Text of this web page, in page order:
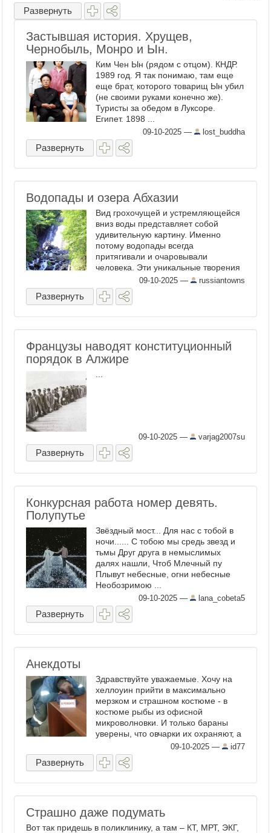
Развернуть
Застывшая история. Хрущев,
Чернобыль, Монро и Ын.
Ким Чен Ын (рядом с отцом). КНДР.
1989 год. Я так понимаю, там еще
еще брат, которого товарищ Ын убил
(не своими руками конечно же).
Туристы за обедом в Луксоре.
Египет. 1898 ...
09-10-2025 — lost_buddha
Развернуть
Водопады и озера Абхазии
Вид грохочущей и устремляющейся
вниз воды представляет собой
удивительную картину. Именно
потому водопады всегда
притягивали и очаровывали
человека. Эти уникальные творения
природы постоянно были, есть и
будут одними из самых
привлекаемых мест для
09-10-2025 — russiantowns
Развернуть
Французы наводят конституционный
порядок в Алжире
09-10-2025 — varjag2007su
Развернуть
Конкурсная работа номер девять.
Полупутье
Звёздный мост... Для нас с тобой в
ночи...... С тобою мы средь звезд и
тьмы Друг друга в немыслимых
далях нашли, Чтоб Млечный пу
Плывут небесные, огни небесные
Необозримою ...
09-10-2025 — lana_cobeta5
Развернуть
Анекдоты
Здравствуйте уважаемые. Хочу на
хеллоуин прийти в максимально
мерзком и страшном костюме - в
костюме рыбы из офисной
микроволновки. И только бараны
уверены, что овчарки их охраняют, а
пастухи ведут стада на лучшие
пастбища, чтобы именно им,
баранам, было лучше жить. Ваше
09-10-2025 — id77
Развернуть
Страшно даже подумать
Вот так придешь в поликлинику, а там – КТ, МРТ, ЭКГ,